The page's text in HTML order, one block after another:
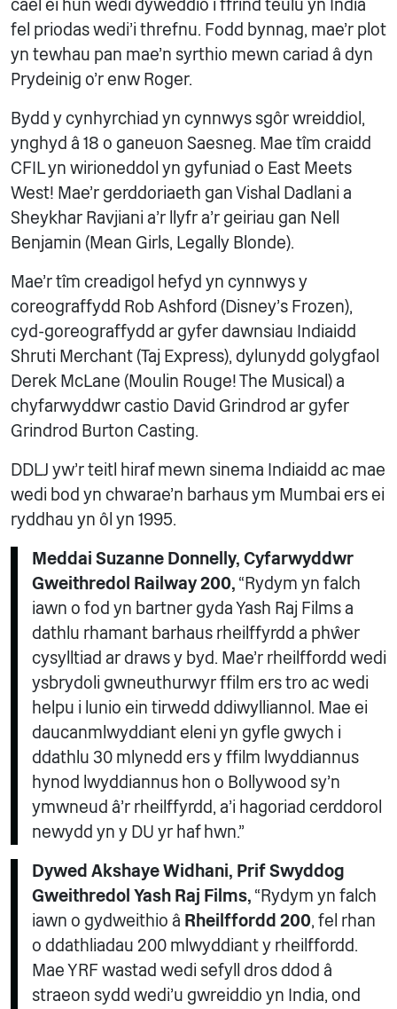
cael ei hun wedi dyweddio i ffrind teulu yn India
fel priodas wedi'i threfnu. Fodd bynnag, mae'r plot
yn tewhau pan mae'n syrthio mewn cariad â dyn
Prydeinig o'r enw Roger.
Bydd y cynhyrchiad yn cynnwys sgôr wreiddiol,
ynghyd â 18 o ganeuon Saesneg. Mae tîm craidd
CFIL yn wirioneddol yn gyfuniad o East Meets
West! Mae'r gerddoriaeth gan Vishal Dadlani a
Sheykhar Ravjiani a'r llyfr a'r geiriau gan Nell
Benjamin (Mean Girls, Legally Blonde).
Mae’r tîm creadigol hefyd yn cynnwys y
coreograffydd Rob Ashford (Disney’s Frozen),
cyd-goreograffydd ar gyfer dawnsiau Indiaidd
Shruti Merchant (Taj Express), dylunydd golygfaol
Derek McLane (Moulin Rouge! The Musical) a
chyfarwyddwr castio David Grindrod ar gyfer
Grindrod Burton Casting.
DDLJ yw'r teitl hiraf mewn sinema Indiaidd ac mae
wedi bod yn chwarae'n barhaus ym Mumbai ers ei
ryddhau yn ôl yn 1995.
Meddai Suzanne Donnelly, Cyfarwyddwr
Gweithredol Railway 200, “Rydym yn falch
iawn o fod yn bartner gyda Yash Raj Films a
dathlu rhamant barhaus rheilffyrdd a phŵer
cysylltiad ar draws y byd. Mae’r rheilffordd wedi
ysbrydoli gwneuthurwyr ffilm ers tro ac wedi
helpu i lunio ein tirwedd ddiwylliannol. Mae ei
daucanmlwyddiant eleni yn gyfle gwych i
ddathlu 30 mlynedd ers y ffilm lwyddiannus
hynod lwyddiannus hon o Bollywood sy’n
ymwneud â’r rheilffyrdd, a’i hagoriad cerddorol
newydd yn y DU yr haf hwn.”
Dywed Akshaye Widhani, Prif Swyddog
Gweithredol Yash Raj Films, “Rydym yn falch
iawn o gydweithio â Rheilffordd 200, fel rhan
o ddathliadau 200 mlwyddiant y rheilffordd.
Mae YRF wastad wedi sefyll dros ddod â
straeon sydd wedi’u gwreiddio yn India, ond